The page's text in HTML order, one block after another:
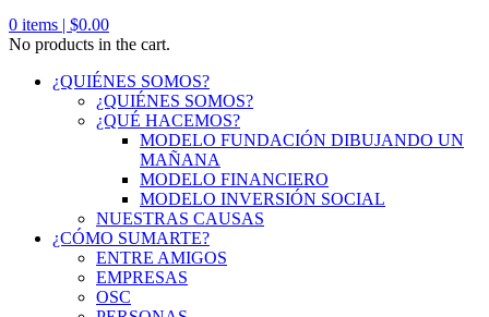
0 items | $0.00
No products in the cart.
¿QUIÉNES SOMOS?
¿QUIÉNES SOMOS?
¿QUÉ HACEMOS?
MODELO FUNDACIÓN DIBUJANDO UN
MAÑANA
MODELO FINANCIERO
MODELO INVERSIÓN SOCIAL
NUESTRAS CAUSAS
¿CÓMO SUMARTE?
ENTRE AMIGOS
EMPRESAS
OSC